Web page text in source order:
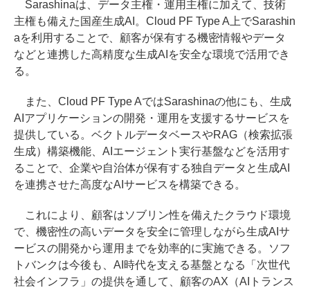
Sarashinaは、データ主権・運用主権に加えて、技術
主権も備えた国産生成AI。Cloud PF Type A上でSarashin
aを利用することで、顧客が保有する機密情報やデータ
などと連携した高精度な生成AIを安全な環境で活用でき
る。
また、Cloud PF Type AではSarashinaの他にも、生成
AIアプリケーションの開発・運用を支援するサービスを
提供している。ベクトルデータベースやRAG（検索拡張
生成）構築機能、AIエージェント実行基盤などを活用す
ることで、企業や自治体が保有する独自データと生成AI
を連携させた高度なAIサービスを構築できる。
これにより、顧客はソブリン性を備えたクラウド環境
で、機密性の高いデータを安全に管理しながら生成AIサ
ービスの開発から運用までを効率的に実施できる。ソフ
トバンクは今後も、AI時代を支える基盤となる「次世代
社会インフラ」の提供を通して、顧客のAX（AIトランス